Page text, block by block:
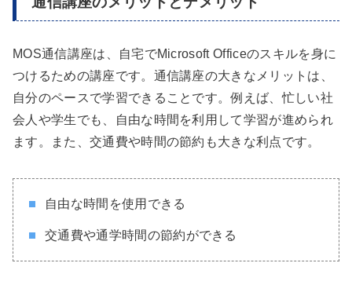
MOS通信講座は、自宅でMicrosoft Officeのスキルを身に
つけるための講座です。通信講座の大きなメリットは、
自分のペースで学習できることです。例えば、忙しい社
会人や学生でも、自由な時間を利用して学習が進められ
ます。また、交通費や時間の節約も大きな利点です。
自由な時間を使用できる
交通費や通学時間の節約ができる